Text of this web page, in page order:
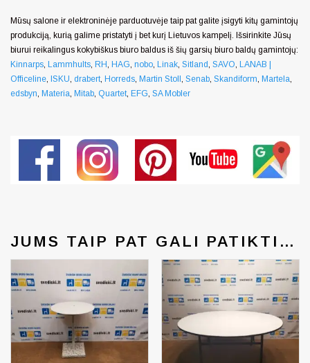
Mūsų salone ir elektroninėje parduotuvėje taip pat galite įsigyti kitų gamintojų
produkciją, kurią galime pristatyti į bet kurį Lietuvos kampelį. Išsirinkite Jūsų
biurui reikalingus kokybiškus biuro baldus iš šių garsių biuro baldų gamintojų:
Kinnarps, Lammhults, RH, HAG, nobo, Linak, Sitland, SAVO, LANAB |
Officeline, ISKU, drabert, Horreds, Martin Stoll, Senab, Skandiform, Martela,
edsbyn, Materia, Mitab, Quartet, EFG, SA Mobler
JUMS TAIP PAT GALI PATIKTI…